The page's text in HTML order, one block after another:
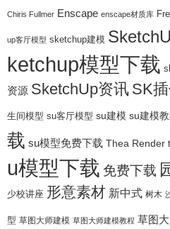
Chiris Fullmer Enscape enscape材质库
up客厅模型 sketchup建模
ketchup模型下载
资源 SketchUp资讯 SK
生间模型 su客厅模型 su建模 su建模
载 su模型免费下载 Thea Render
u模型下载 免费下载
少校讲座 形意素材 新中式 树木
型 草图大师建模 草图大师建模教程 草图